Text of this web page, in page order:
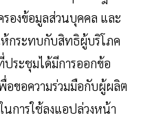
องข้อมูลส่วนบุคคล และ
ห้กระทบกับสิทธิผู้บริโภค
ระชุมได้มีการออกข้อ
อขอความร่วมมือกับผู้ผลิต
การใช้ลงแอปล่วงหน้า